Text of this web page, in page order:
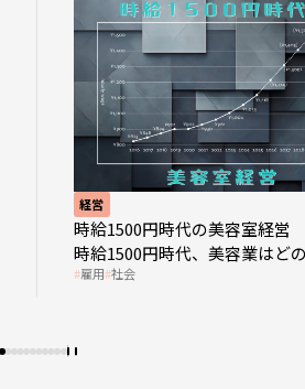
経営
時給1500円時代の美容室経営
時給1500円時代、美容業はど
影響を受けるのか？
雇用 社会